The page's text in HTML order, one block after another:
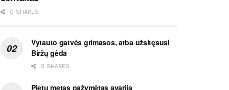
0 SHARES
Vytauto gatvės grimasos, arba užsitęsusi
Biržų gėda
0 SHARES
Pietų metas pažymėtas avarija